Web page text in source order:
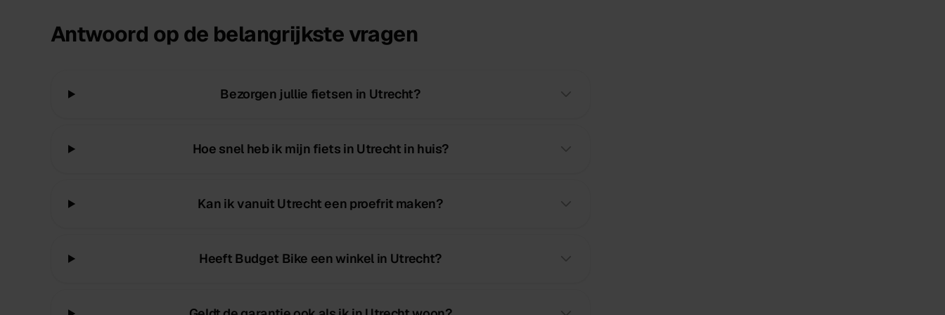
Antwoord op de belangrijkste vragen
Bezorgen jullie fietsen in Utrecht?
Hoe snel heb ik mijn fiets in Utrecht in huis?
Kan ik vanuit Utrecht een proefrit maken?
Heeft Budget Bike een winkel in Utrecht?